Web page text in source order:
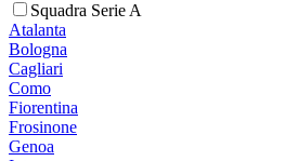
Squadra Serie A
Atalanta
Bologna
Cagliari
Como
Fiorentina
Frosinone
Genoa